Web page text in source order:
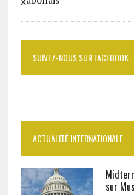
SUIVEZ-NOUS SUR FACEBOOK
ACTUALITÉ INTERNATIONALE
sur